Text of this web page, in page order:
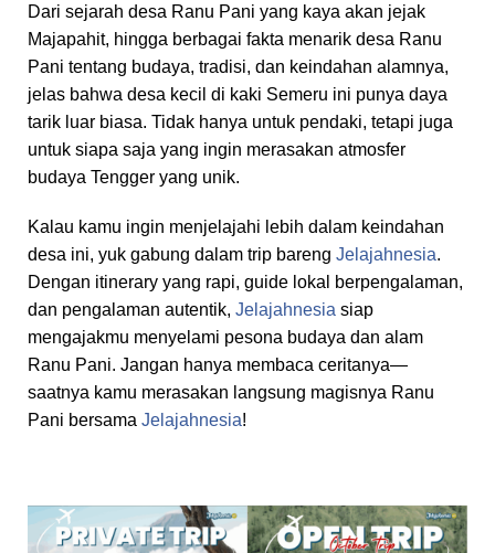
Dari sejarah desa Ranu Pani yang kaya akan jejak
Majapahit, hingga berbagai fakta menarik desa Ranu
Pani tentang budaya, tradisi, dan keindahan alamnya,
jelas bahwa desa kecil di kaki Semeru ini punya daya
tarik luar biasa. Tidak hanya untuk pendaki, tetapi juga
untuk siapa saja yang ingin merasakan atmosfer
budaya Tengger yang unik.
Kalau kamu ingin menjelajahi lebih dalam keindahan
desa ini, yuk gabung dalam trip bareng Jelajahnesia.
Dengan itinerary yang rapi, guide lokal berpengalaman,
dan pengalaman autentik, Jelajahnesia siap
mengajakmu menyelami pesona budaya dan alam
Ranu Pani. Jangan hanya membaca ceritanya—
saatnya kamu merasakan langsung magisnya Ranu
Pani bersama Jelajahnesia!